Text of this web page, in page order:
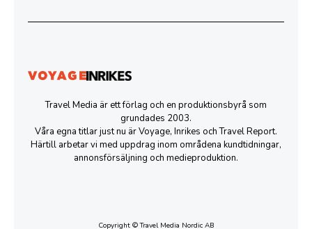
Travel Media är ett förlag och en produktionsbyrå som
grundades 2003.
Våra egna titlar just nu är Voyage, Inrikes och Travel Report.
Härtill arbetar vi med uppdrag inom områdena kundtidningar,
annonsförsäljning och medieproduktion.
Copyright © Travel Media Nordic AB